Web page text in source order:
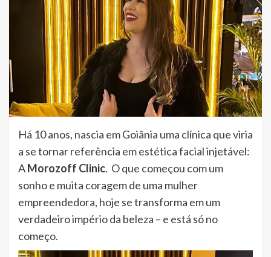
Há 10 anos, nascia em Goiânia uma clínica que viria
a se tornar referência em estética facial injetável:
AMorozoff Clinic. O que começou com um
sonho e muita coragem de uma mulher
empreendedora, hoje se transforma em um
verdadeiro império da beleza – e está só no
começo.